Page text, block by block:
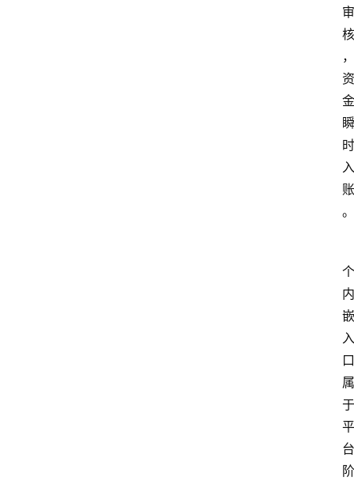
审
核
，
资
金
瞬
时
入
账
。
个
内
嵌
入
口
属
于
平
台
阶